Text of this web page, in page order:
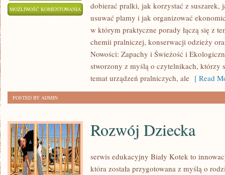
MOŻLIWOŚĆ KOMENTOWANIA EKOLOGICZNE
PRANIE
dobierać pralki, jak korzystać z suszarek,
usuwać plamy i jak organizować
w którym praktyczne porady łączą się z
chemii pralniczej, konserwacji odzieży
Nowości: Zapachy i Świeżość i
stworzony z myślą o czytelnikach, którzy
temat urządzeń pralniczych, ale [ Read
POSTED BY ADMIN
Rozwój Dziecka
serwis edukacyjny Biały Kotek to
która została przygotowana z myślą o